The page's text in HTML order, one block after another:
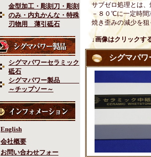
金型加工・彫刻刀・彫刻
のみ・内丸かんな・特殊
刃物用 薄引砥石
シグマパワーセラミック
砥石
シグマパワー製品
～チップソー～
English
会社概要
お問い合わせフォー
サブゼロ処理とは、
－８０℃に一定時間
焼き歪みの減少を狙
↓画像はクリックす
シグマパ